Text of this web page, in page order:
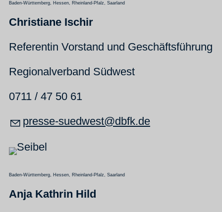
Baden-Württemberg, Hessen, Rheinland-Pfalz, Saarland
Christiane Ischir
Referentin Vorstand und Geschäftsführung
Regionalverband Südwest
0711 / 47 50 61
pr ss -s dw st dbfk d
Baden-Württemberg, Hessen, Rheinland-Pfalz, Saarland
Anja Kathrin Hild